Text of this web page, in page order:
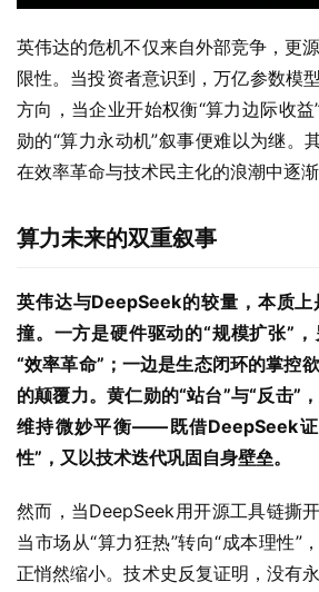
英伟达的危机不仅来自外部竞争，更
限性。当投资者意识到，万亿参数模
方向，当企业开始权衡“算力边际收益
勋的“算力永动机”叙事便难以为继。
在效率革命与技术民主化的浪潮中逐渐
算力未来的双重叙事
英伟达与DeepSeek的较量，本质
撞。一方是硬件驱动的“规模扩张”
“效率革命”；一边是生态闭环的掌控
的颠覆力。黄仁勋的“站台”与“反击”
维持微妙平衡——既借DeepSeek证
性”，又以技术迭代巩固自身壁垒。
然而，当DeepSeek用开源工具链撕
当市场从“算力狂热”转向“成本理性”
正悄然缩小。技术史反复证明，没有